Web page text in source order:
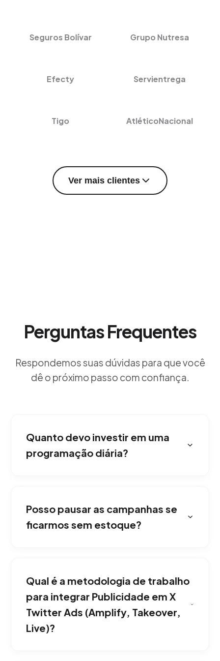
Seguros Bolívar Grupo Nutresa
Efecty Servientrega
Tigo AtléticoNacional
Ver mais clientes
Perguntas Frequentes
Respondemos suas dúvidas para que você
dê o próximo passo com confiança.
Quanto devo investir em uma
programação diária?
começamos com um investimento piloto
conservador para testar as conversões antes
Posso pausar as campanhas se
ficarmos sem estoque?
com apenas um clique do administrador.
Qual é a metodologia de trabalho
para integrar Publicidade em X
Twitter Ads (Amplify, Takeover,
Live)?